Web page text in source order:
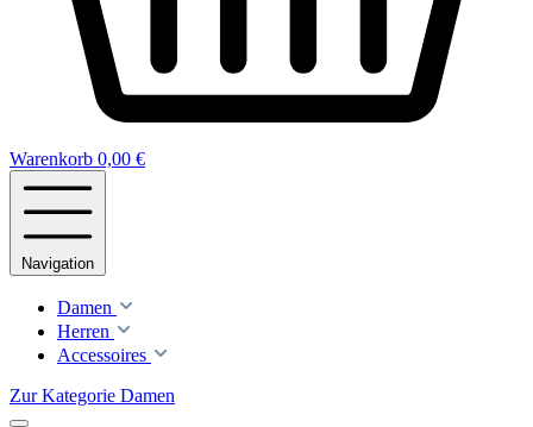
Warenkorb 0,00 €
Navigation
Damen
Herren
Accessoires
Zur Kategorie Damen